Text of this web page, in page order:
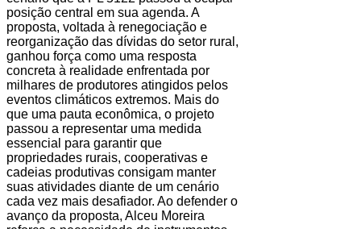
posição central em sua agenda. A
proposta, voltada à renegociação e
reorganização das dívidas do setor rural,
ganhou força como uma resposta
concreta à realidade enfrentada por
milhares de produtores atingidos pelos
eventos climáticos extremos. Mais do
que uma pauta econômica, o projeto
passou a representar uma medida
essencial para garantir que
propriedades rurais, cooperativas e
cadeias produtivas consigam manter
suas atividades diante de um cenário
cada vez mais desafiador. Ao defender o
avanço da proposta, Alceu Moreira